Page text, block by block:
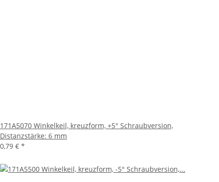
171A5070 Winkelkeil, kreuzform, +5° Schraubversion,
Distanzstärke: 6 mm
0,79 € *